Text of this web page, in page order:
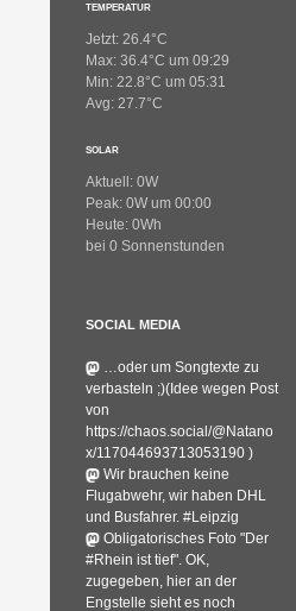
TEMPERATUR
Jetzt: 26.4°C
Max: 36.4°C um 09:29
Min: 22.8°C um 05:31
Avg: 27.7°C
SOLAR
Aktuell: 0W
Peak: 0W um 00:00
Heute: 0Wh
bei 0 Sonnenstunden
SOCIAL MEDIA
…oder um Songtexte zu
verbasteln ;)(Idee wegen Post
von
https://chaos.social/@Natano
x/117044693713053190 )
Wir brauchen keine
Flugabwehr, wir haben DHL
und Busfahrer. #Leipzig
Obligatorisches Foto "Der
#Rhein ist tief". OK,
zugegeben, hier an der
Engstelle sieht es noch